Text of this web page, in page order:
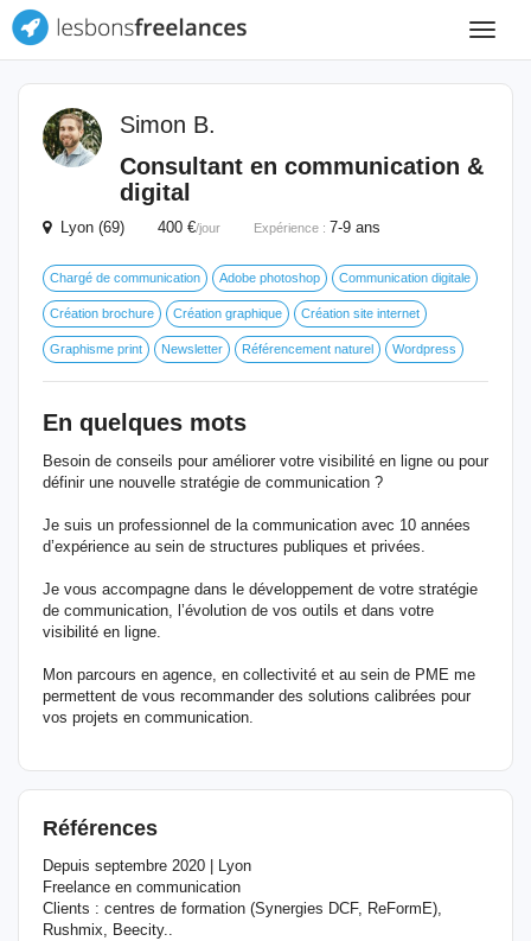
Toggle
Simon B.
Consultant en communication &
digital
Lyon (69) 400 €/jour Expérience : 7-9 ans
Chargé de communication Adobe photoshop Communication digitale
Création brochure Création graphique Création site internet
Graphisme print Newsletter Référencement naturel Wordpress
En quelques mots
Besoin de conseils pour améliorer votre visibilité en ligne ou pour
définir une nouvelle stratégie de communication ?
Je suis un professionnel de la communication avec 10 années
d’expérience au sein de structures publiques et privées.
Je vous accompagne dans le développement de votre stratégie
de communication, l’évolution de vos outils et dans votre
visibilité en ligne.
Mon parcours en agence, en collectivité et au sein de PME me
permettent de vous recommander des solutions calibrées pour
vos projets en communication.
Références
Depuis septembre 2020 | Lyon
Freelance en communication
Clients : centres de formation (Synergies DCF, ReFormE),
Rushmix, Beecity..